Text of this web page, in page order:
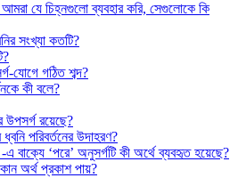
আমরা যে চিহ্নগুলো ব্যবহার করি, সেগুলোকে কি
সংখ্যা কতটি?
যোগে গঠিত শব্দ?
কী বলে?
উপসর্গ রয়েছে?
পরিবর্তনের উদাহরণ?
বাক্যে ‘পরে’ অনুসর্গটি কী অর্থে ব্যবহৃত হয়েছে?
অর্থ প্রকাশ পায়?